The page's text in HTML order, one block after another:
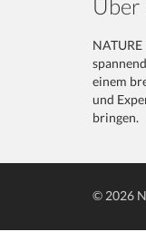
Über
einem
und
bringen.
© 2026